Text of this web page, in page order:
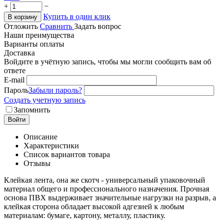
+ −
В корзину
Купить в один клик
Отложить Сравнить Задать вопрос
Наши преимущества
Варианты оплаты
Доставка
Войдите в учётную запись, чтобы мы могли сообщить вам об
ответе
E-mail
ПарольЗабыли пароль?
Создать учетную запись
Запомнить
Войти
Описание
Характеристики
Список вариантов товара
Отзывы
Клейкая лента, она же скотч - универсальный упаковочный
материал общего и профессионального назначения. Прочная
основа ПВХ выдерживает значительные нагрузки на разрыв, а
клейкая сторона обладает высокой адгезией к любым
материалам: бумаге, картону, металлу, пластику.